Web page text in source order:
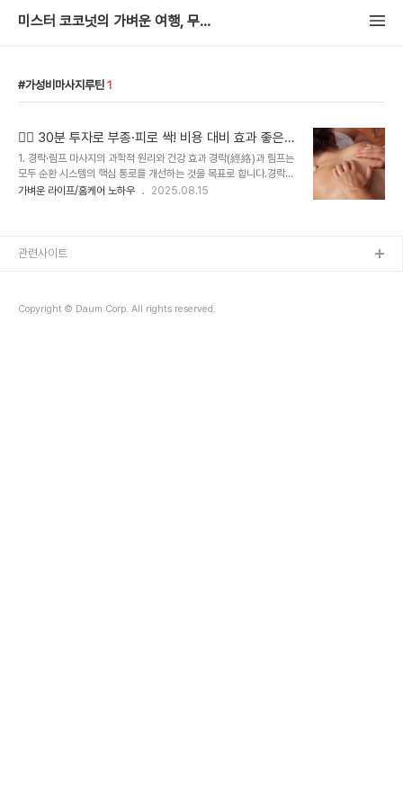
미스터 코코넛의 가벼운 여행, 무거운 추억
가성비마사지루틴 1
💆‍♀️ 30분 투자로 부종·피로 싹! 비용 대비 효과 좋은
셀프 경락·림프 마사지 루틴 완전 가이드
1. 경락·림프 마사지의 과학적 원리와 건강 효과 경락(經絡)과 림프는
모두 순환 시스템의 핵심 통로를 개선하는 것을 목표로 합니다.경락은
한의학에서 몸의 에너지(기·혈)가 흐르는 길로, 각 경혈과 연결되어 있
입니다. 반면, 림프는 체내 면역 방어와 노폐물 배출을 담당하는 순환
식 마사지 기법입니다...
가벼운 라이프/홈케어 노하우 2025.08.15
Copyright © Daum Corp. All rights reserved.
관련사이트